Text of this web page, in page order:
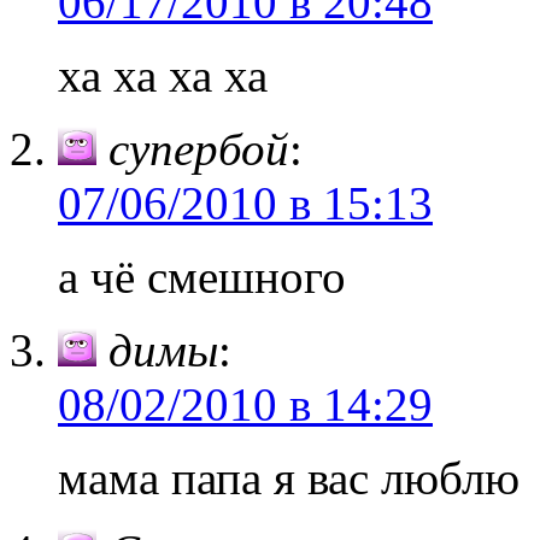
ха ха ха ха
супербой:
07/06/2010 в 15:13
а чё смешного
димы:
08/02/2010 в 14:29
мама папа я вас люблю